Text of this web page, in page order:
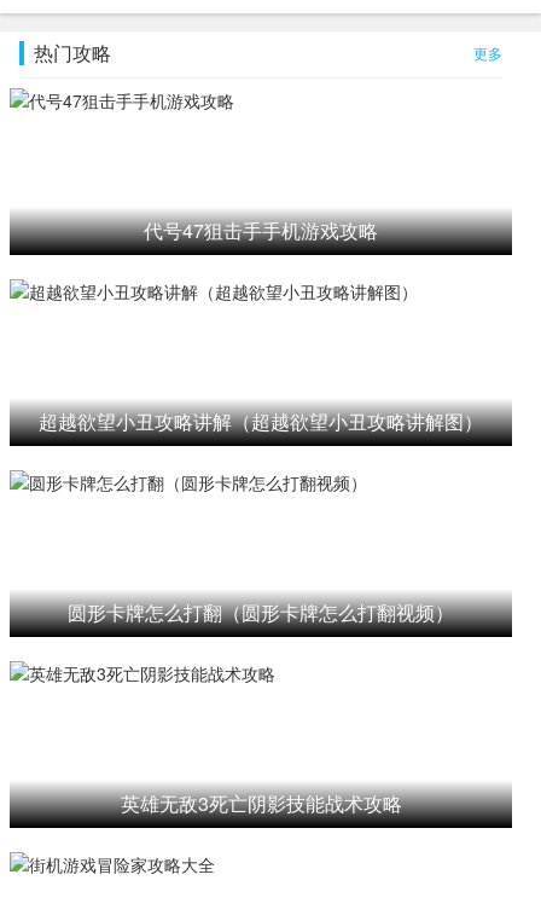
热门攻略 更多
代号47狙击手手机游戏攻略
超越欲望小丑攻略讲解（超越欲望小丑攻略讲解图）
圆形卡牌怎么打翻（圆形卡牌怎么打翻视频）
英雄无敌3死亡阴影技能战术攻略